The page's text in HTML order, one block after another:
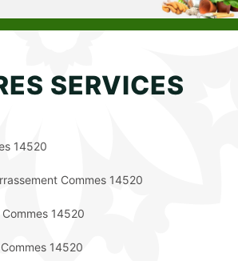
SERVICES
14520
Commes 14520
14520
14520